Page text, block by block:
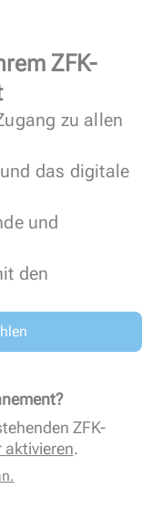
ZFK-
zu allen
das digitale
und
den
ZFK-
aktivieren.